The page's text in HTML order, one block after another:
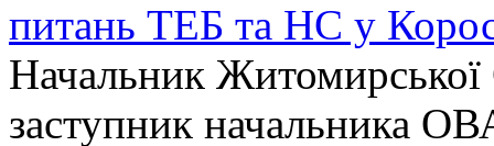
питань ТЕБ та НС у
Начальник
заступник начальника